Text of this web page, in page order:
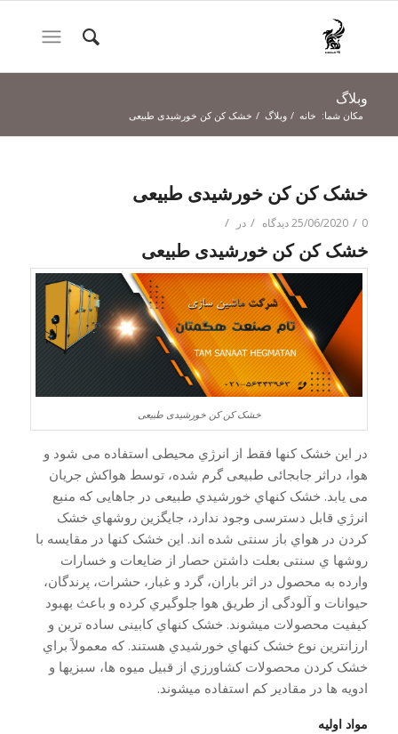
وبلاگ
مکان شما: خانه / وبلاگ / خشک کن کن خورشیدی طبیعی
خشک کن کن خورشیدی طبیعی
25/06/2020 / 0 دیدگاه / در /
خشک کن کن خورشیدی طبیعی
خشک کن کن خورشیدی طبیعی
در این خشک کنها فقط از انرژي محیطی استفاده می شود و
هوا، دراثر جابجائی طبیعی گرم شده، توسط هواکش جریان
می یابد. خشک کنهاي خورشیدي طبیعی در جاهایی که منبع
انرژي قابل دسترسی وجود ندارد، جایگزین روشهاي خشک
کردن در هواي باز سنتی شده اند. این خشک کنها در مقایسه با
روشها ي سنتی بعلت داشتن حصار از ضایعات و خسارات
وارده به محصول در اثر باران، گرد و غبار، حشرات، پرندگان،
حیوانات و آلودگی از طریق هوا جلوگیري کرده و باعث بهبود
کیفیت محصولات میشوند. خشک کنهاي کابینی ساده ترین و
ارزانترین نوع خشک کنهاي خورشیدي هستند. که معمولاً براي
خشک کردن محصولات کشاورزي از قبیل میوه ها، سبزیها و
ادویه ها در مقادیر کم استفاده میشوند.
مواد اولیه